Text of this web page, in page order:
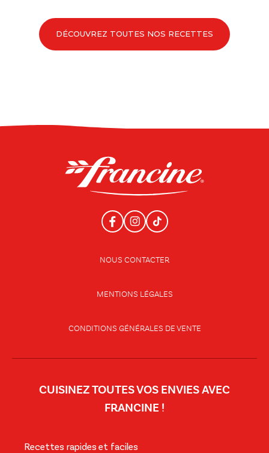
DÉCOUVREZ TOUTES NOS RECETTES
NOUS CONTACTER
MENTIONS LÉGALES
CONDITIONS GÉNÉRALES DE VENTE
CUISINEZ TOUTES VOS ENVIES AVEC
FRANCINE !
Recettes rapides et faciles